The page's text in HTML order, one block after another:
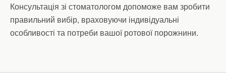
Консультація зі стоматологом допоможе вам зробити
правильний вибір, враховуючи індивідуальні
особливості та потреби вашої ротової порожнини.